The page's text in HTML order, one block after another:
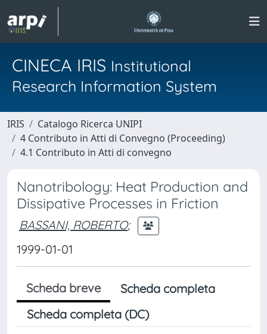
CINECA IRIS Institutional
Research Information System
IRIS
Catalogo Ricerca UNIPI
4 Contributo in Atti di Convegno (Proceeding)
4.1 Contributo in Atti di convegno
Nanotribology: Heat Production and
Dissipative Processes in Friction
BASSANI, ROBERTO;
1999-01-01
Scheda breve
Scheda completa
Scheda completa (DC)